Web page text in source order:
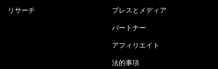
リサーチ プレスとメディア
パートナー
アフィリエイト
法的事項